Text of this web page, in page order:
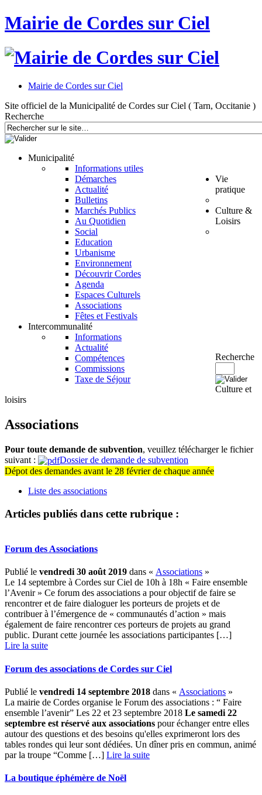
Mairie de Cordes sur Ciel
Mairie de Cordes sur Ciel
Site officiel de la Municipalité de Cordes sur Ciel ( Tarn, Occitanie )
Recherche
Municipalité
Informations utiles
Démarches
Actualité
Bulletins
Marchés Publics
Vie
pratique
Au Quotidien
Social
Education
Urbanisme
Environnement
Culture &
Loisirs
Découvrir Cordes
Agenda
Espaces Culturels
Associations
Fêtes et Festivals
Intercommunalité
Informations
Actualité
Compétences
Commissions
Taxe de Séjour
Recherche
Culture et
loisirs
Associations
Pour toute demande de subvention, veuillez télécharger le fichier
suivant :
Dossier de demande de subvention
Dépot des demandes avant le 28 février de chaque année
Liste des associations
Articles publiés dans cette rubrique :
Forum des Associations
Publié le vendredi 30 août 2019 dans « Associations »
Le 14 septembre à Cordes sur Ciel de 10h à 18h « Faire ensemble
l’Avenir » Ce forum des associations a pour objectif de faire se
rencontrer et de faire dialoguer les porteurs de projets et de
contribuer à l’émergence de « communautés d’action » mais
également de faire rencontrer ces porteurs de projets au grand
public. Durant cette journée les associations participantes […] ­
Lire la suite
Forum des associations de Cordes sur Ciel
Publié le vendredi 14 septembre 2018 dans « Associations »
La mairie de Cordes organise le Forum des associations : “ Faire
ensemble l’avenir” Les 22 et 23 septembre 2018 Le samedi 22
septembre est réservé aux associations pour échanger entre elles
autour des questions et des besoins qu'elles exprimeront lors des
tables rondes qui leur sont dédiées. Un dîner pris en commun, animé
par la troupe “Comme […] ­ Lire la suite
La boutique éphémère de Noël